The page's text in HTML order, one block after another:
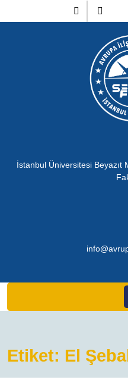
to
İstanbul Üniversitesi Beyazıt
Etiket: El